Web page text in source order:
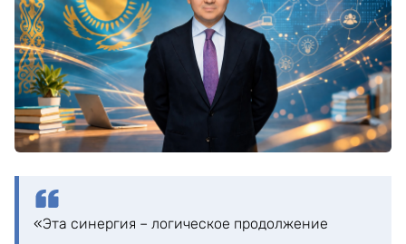
«Эта синергия – логическое продолжение